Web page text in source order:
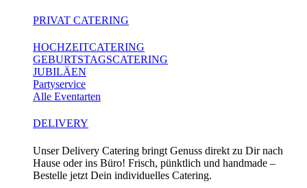
PRIVAT CATERING
HOCHZEITCATERING
GEBURTSTAGSCATERING
JUBILÄEN
Partyservice
Alle Eventarten
DELIVERY
Unser Delivery Catering bringt Genuss direkt zu Dir nach
Hause oder ins Büro! Frisch, pünktlich und handmade –
Bestelle jetzt Dein individuelles Catering.